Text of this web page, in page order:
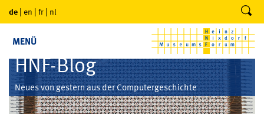
de | en | fr | nl
MENÜ
HNF-Blog
Neues von gestern aus der Computergeschichte